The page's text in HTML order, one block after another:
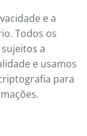
e a
Todos os
a
e usamos
para